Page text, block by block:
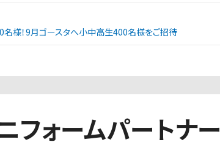
名様！9月ゴースタへ小中高生400名様をご招待
フォームパートナー